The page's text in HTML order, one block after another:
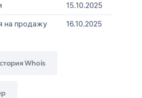
15.10.2025
на продажу
16.10.2025
Whois